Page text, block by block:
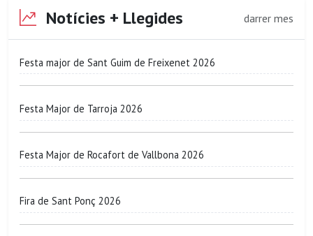
Notícies + Llegides darrer mes
Festa major de Sant Guim de Freixenet 2026
Festa Major de Tarroja 2026
Festa Major de Rocafort de Vallbona 2026
Fira de Sant Ponç 2026